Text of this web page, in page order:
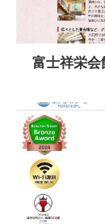
富士祥栄会